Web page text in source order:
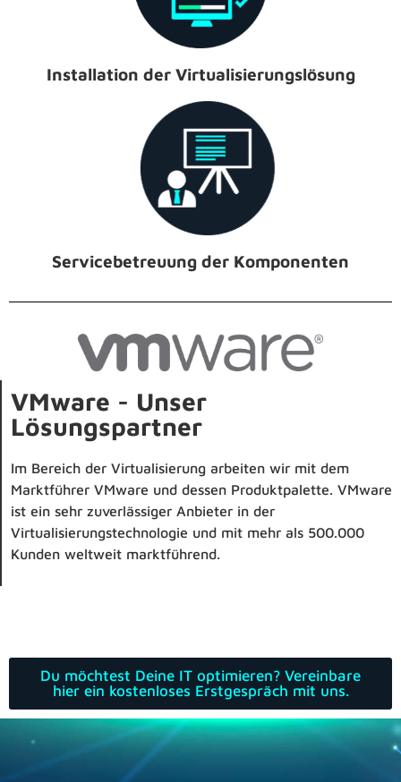
Installation der Virtualisierungslösung
Servicebetreuung der Komponenten
VMware - Unser
Lösungspartner
Im Bereich der Virtualisierung arbeiten wir mit dem
Marktführer VMware und dessen Produktpalette. VMware
ist ein sehr zuverlässiger Anbieter in der
Virtualisierungstechnologie und mit mehr als 500.000
Kunden weltweit marktführend.
Du möchtest Deine IT optimieren? Vereinbare
hier ein kostenloses Erstgespräch mit uns.